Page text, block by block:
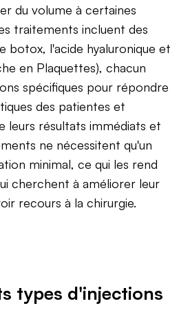
du volume à certaines
traitements incluent des
botox, l'acide hyaluronique et
en Plaquettes), chacun
spécifiques pour répondre
des patientes et
leurs résultats immédiats et
ne nécessitent qu'un
minimal, ce qui les rend
cherchent à améliorer leur
recours à la chirurgie.
types d'injections